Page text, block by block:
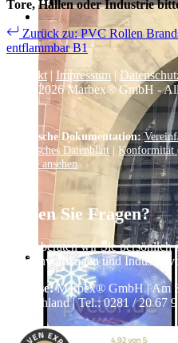
Tore, Hallen oder Industrie
Zurück zu: PVC Rollen
entflammbar B1
Kontakt | Impressum |
2026Marbex® GmbH -
Technische Dokumentation:
Technisches Datenblatt | Konformität
Google ansehen
Haben Sie Fragen?
Gerne beraten wir Sie
Streifenvorhängen und
Adresse:Marbex® GmbH | Am
Deutschland | Tel.: 0281 / 20 67